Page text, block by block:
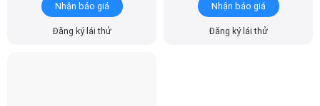
Nhận báo giá
Đăng ký lái thử
Nhận báo giá
Đăng ký lái thử